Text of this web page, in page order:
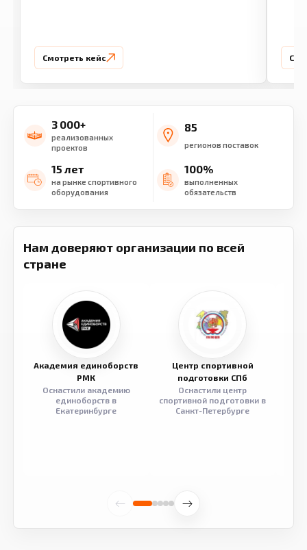
Смотреть кейс
3 000+
реализованных
проектов
85
регионов поставок
15 лет
на рынке спортивного
оборудования
100%
выполненных
обязательств
Нам доверяют организации по всей
стране
Академия единоборств
РМК
Оснастили академию
единоборств в
Екатеринбурге
Центр спортивной
подготовки СПб
Оснастили центр
спортивной подготовки в
Санкт-Петербурге